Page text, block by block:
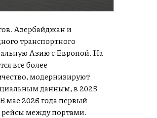
Азербайджан и
транспортного
Азию с Европой. На
все более
модернизируют
данным, в 2025
мае 2026 года первый
рейсы между портами.